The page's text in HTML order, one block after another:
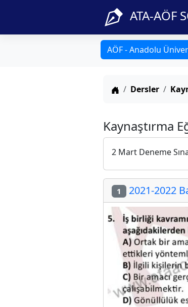
ATA-AÖF
AÖF - Anadolu
Anasayfa
Dersler
Kaynaştırma
2 Mart Deneme
1 2021-2022